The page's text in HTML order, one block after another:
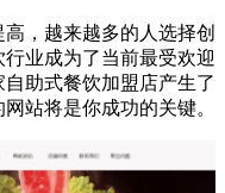
，越来越多的人选择创
业成为了当前最受欢迎
助式餐饮加盟店产生了
站将是你成功的关键。